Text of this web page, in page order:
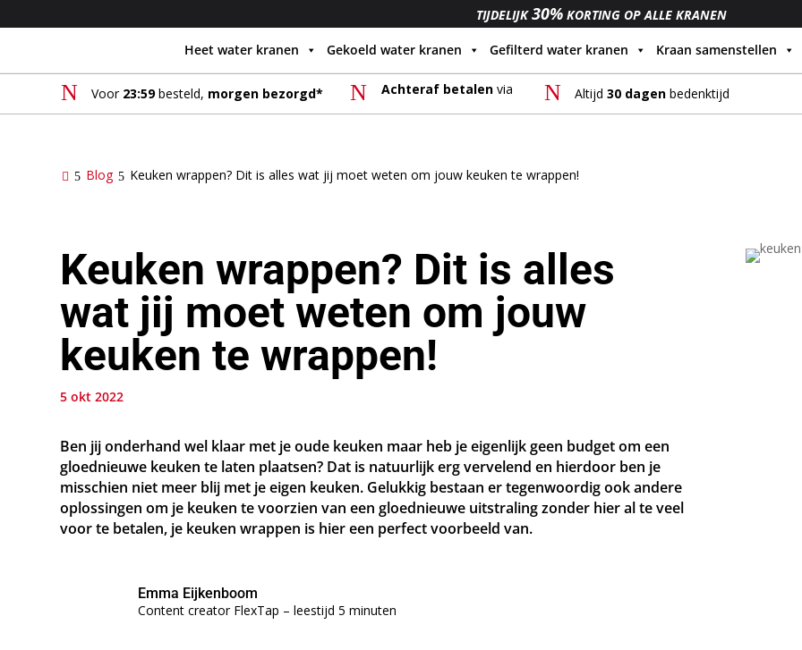
TIJDELIJK30% KORTING OP ALLE KRANEN
Heet water kranen Gekoeld water kranen Gefilterd water kranen Kraan samenstellen
N Voor 23:59besteld, morgen bezorgd* N Achteraf betalen via N Altijd 30 dagenbedenktijd
Blog Keuken wrappen? Dit is alles wat jij moet weten om jouw keuken te wrappen!
Keuken wrappen? Dit is alles
wat jij moet weten om jouw
keuken te wrappen!
5 okt 2022
Ben jij onderhand wel klaar met je oude keuken maar heb je eigenlijk geen budget om een
gloednieuwe keuken te laten plaatsen? Dat is natuurlijk erg vervelend en hierdoor ben je
misschien niet meer blij met je eigen keuken. Gelukkig bestaan er tegenwoordig ook andere
oplossingen om je keuken te voorzien van een gloednieuwe uitstraling zonder hier al te veel
voor te betalen, je keuken wrappen is hier een perfect voorbeeld van.
Emma Eijkenboom
Content creator FlexTap – leestijd 5 minuten